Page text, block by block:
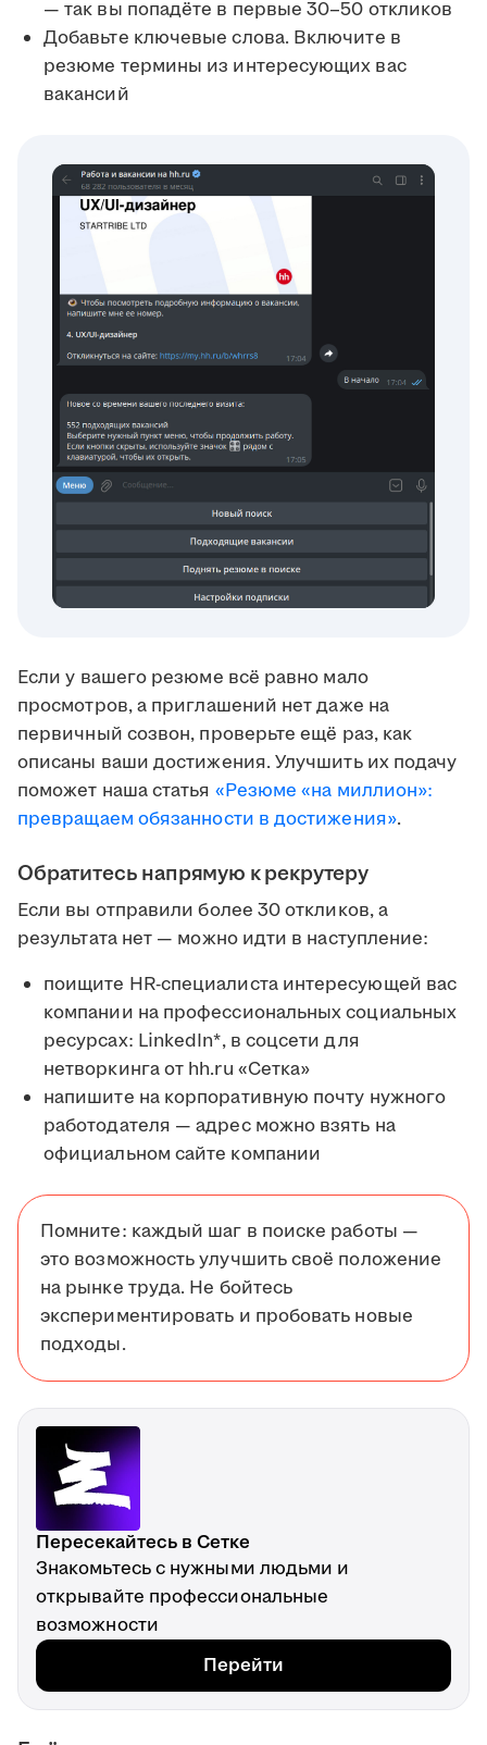
— так вы попадёте в первые 30–50 откликов
Добавьте ключевые слова. Включите в
резюме термины из интересующих вас
вакансий
Если у вашего резюме всё равно мало
просмотров, а приглашений нет даже на
первичный созвон, проверьте ещё раз, как
описаны ваши достижения. Улучшить их подачу
поможет наша статья «Резюме «на миллион»:
превращаем обязанности в достижения».
Обратитесь напрямую к рекрутеру
Если вы отправили более 30 откликов, а
результата нет — можно идти в наступление:
поищите HR-специалиста интересующей вас
компании на профессиональных социальных
ресурсах: LinkedIn*, в соцсети для
нетворкинга от hh.ru «Сетка»
напишите на корпоративную почту нужного
работодателя — адрес можно взять на
официальном сайте компании
Помните: каждый шаг в поиске работы —
это возможность улучшить своё положение
на рынке труда. Не бойтесь
экспериментировать и пробовать новые
подходы.
Пересекайтесь в Сетке
Знакомьтесь с нужными людьми и
открывайте профессиональные
возможности
Перейти